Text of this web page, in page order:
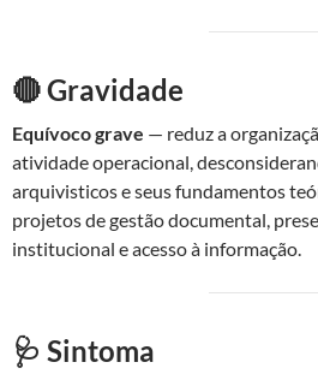
🔴 Gravidade
Equívoco grave — reduz a
atividade operacional,
arquivisticos e seus fundamentos
projetos de gestão documental,
institucional e acesso à informação.
🩺 Sintoma